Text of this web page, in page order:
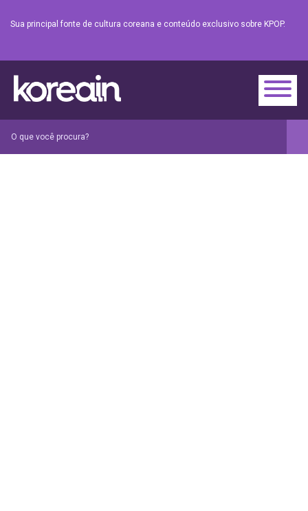
Sua principal fonte de cultura coreana e conteúdo exclusivo sobre KPOP.